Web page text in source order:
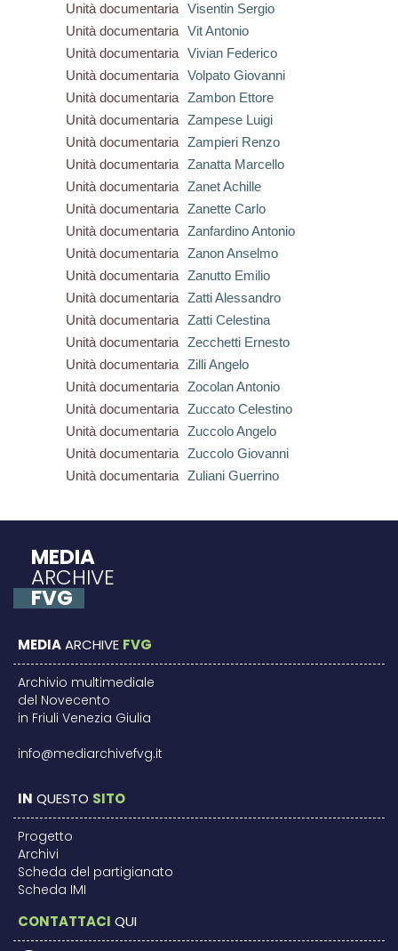
Unità documentaria
Visentin Sergio
Unità documentaria
Vit Antonio
Unità documentaria
Vivian Federico
Unità documentaria
Volpato Giovanni
Unità documentaria
Zambon Ettore
Unità documentaria
Zampese Luigi
Unità documentaria
Zampieri Renzo
Unità documentaria
Zanatta Marcello
Unità documentaria
Zanet Achille
Unità documentaria
Zanette Carlo
Unità documentaria
Zanfardino Antonio
Unità documentaria
Zanon Anselmo
Unità documentaria
Zanutto Emilio
Unità documentaria
Zatti Alessandro
Unità documentaria
Zatti Celestina
Unità documentaria
Zecchetti Ernesto
Unità documentaria
Zilli Angelo
Unità documentaria
Zocolan Antonio
Unità documentaria
Zuccato Celestino
Unità documentaria
Zuccolo Angelo
Unità documentaria
Zuccolo Giovanni
Unità documentaria
Zuliani Guerrino
MEDIA
ARCHIVE
FVG
MEDIAARCHIVE FVG
Archivio multimediale
del Novecento
in Friuli Venezia Giulia
info@mediarchivefvg.it
IN QUESTO SITO
Progetto
Archivi
Scheda del partigianato
Scheda IMI
CONTATTACI QUI